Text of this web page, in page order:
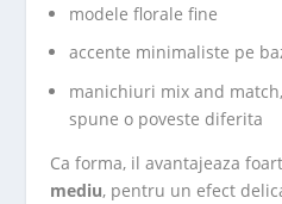
modele florale fine
accente minimaliste pe
manichiuri mix and
spune o poveste diferita
Ca forma, il avantajeaza
mediu, pentru un efect